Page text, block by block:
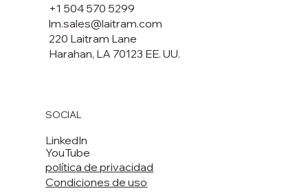
+1 504 570 5299
lm.sales@laitram.com
220 Laitram Lane
Harahan, LA 70123 EE. UU.
SOCIAL
LinkedIn
YouTube
política de privacidad
Condiciones de uso